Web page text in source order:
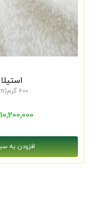
استیلا 2
600 گرم(1.4m)
10,200,000 ریال